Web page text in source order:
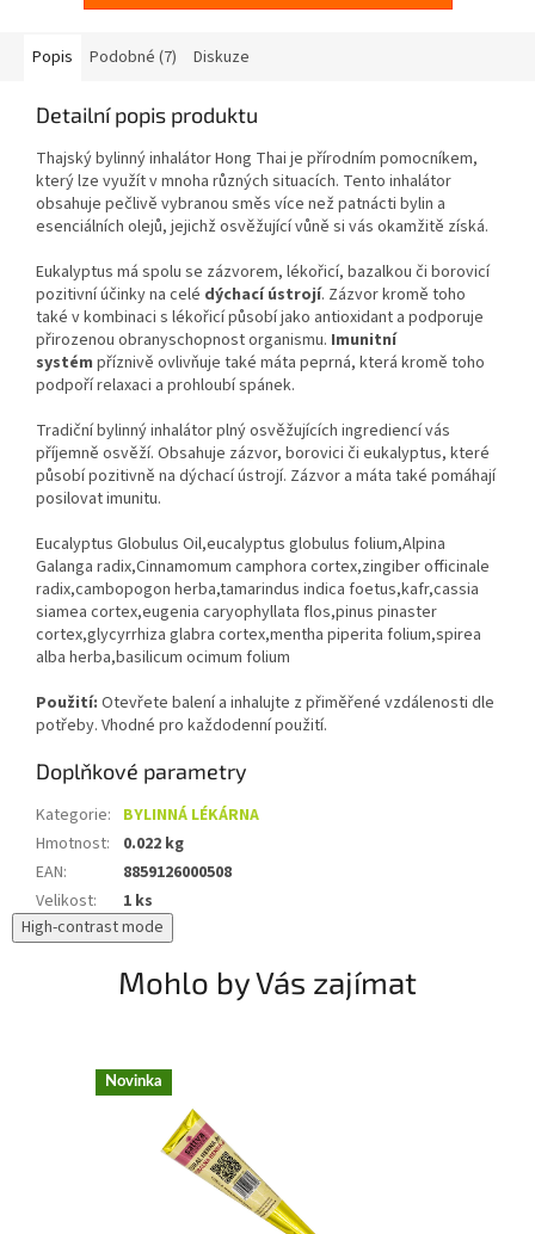
Popis Podobné (7) Diskuze
Detailní popis produktu
Thajský bylinný inhalátor Hong Thai je přírodním pomocníkem,
který lze využít v mnoha různých situacích. Tento inhalátor
obsahuje pečlivě vybranou směs více než patnácti bylin a
esenciálních olejů, jejichž osvěžující vůně si vás okamžitě získá.
Eukalyptus má spolu se zázvorem, lékořicí, bazalkou či borovicí
pozitivní účinky na celé dýchací ústrojí. Zázvor kromě toho
také v kombinaci s lékořicí působí jako antioxidant a podporuje
přirozenou obranyschopnost organismu. Imunitní
systém příznivě ovlivňuje také máta peprná, která kromě toho
podpoří relaxaci a prohloubí spánek.
Tradiční bylinný inhalátor plný osvěžujících ingrediencí vás
příjemně osvěží. Obsahuje zázvor, borovici či eukalyptus, které
působí pozitivně na dýchací ústrojí. Zázvor a máta také pomáhají
posilovat imunitu.
Eucalyptus Globulus Oil,eucalyptus globulus folium,Alpina
Galanga radix,Cinnamomum camphora cortex,zingiber officinale
radix,cambopogon herba,tamarindus indica foetus,kafr,cassia
siamea cortex,eugenia caryophyllata flos,pinus pinaster
cortex,glycyrrhiza glabra cortex,mentha piperita folium,spirea
alba herba,basilicum ocimum folium
Použití: Otevřete balení a inhalujte z přiměřené vzdálenosti dle
potřeby. Vhodné pro každodenní použití.
Doplňkové parametry
Kategorie: BYLINNÁ LÉKÁRNA
Hmotnost:
0.022 kg
EAN:
8859126000508
Velikost:
1 ks
High-contrast mode
Mohlo by Vás zajímat
Novinka